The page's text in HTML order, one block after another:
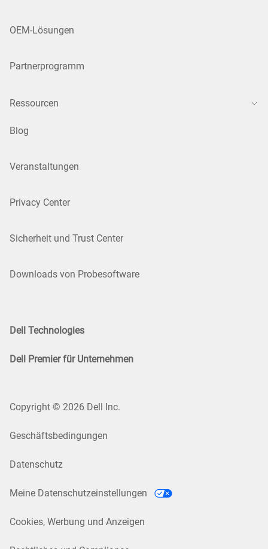
OEM-Lösungen
Partnerprogramm
Ressourcen
Blog
Veranstaltungen
Privacy Center
Sicherheit und Trust Center
Downloads von Probesoftware
Dell Technologies
Dell Premier für Unternehmen
Copyright © 2026 Dell Inc.
Geschäftsbedingungen
Datenschutz
Meine Datenschutzeinstellungen
Cookies, Werbung und Anzeigen